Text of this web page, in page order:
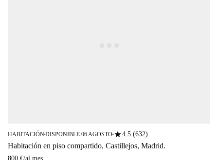
HABITACIÓN■DISPONIBLE 06 AGOSTO■star4.5 (632)
Habitación en piso compartido, Castillejos, Madrid.
800 €/al mes